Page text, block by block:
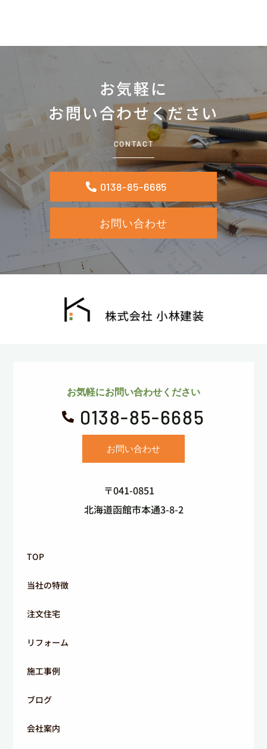
お気軽に
お問い合わせください
CONTACT
0138-85-6685
お問い合わせ
お気軽にお問い合わせください
 0138-85-6685
お問い合わせ
〒041-0851
北海道函館市本通3-8-2
TOP
当社の特徴
注文住宅
リフォーム
施工事例
ブログ
会社案内